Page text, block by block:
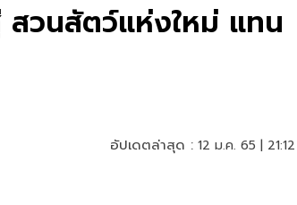
วนสัตว์แห่งใหม่ แทน
อัปเดตล่าสุด : 12 ม.ค. 65 |